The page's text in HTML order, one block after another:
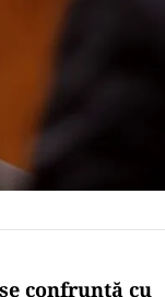
confruntă cu